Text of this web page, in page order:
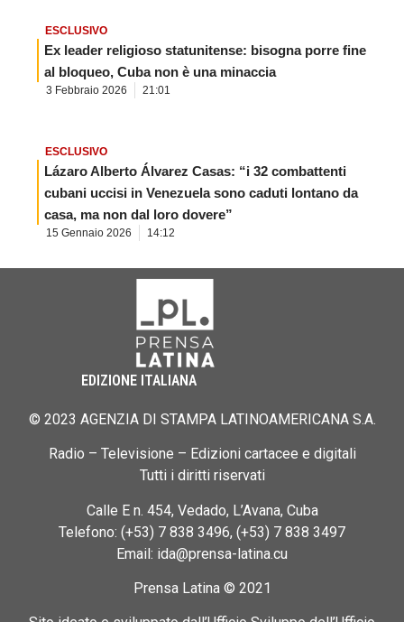
ESCLUSIVO
Ex leader religioso statunitense: bisogna porre fine
al bloqueo, Cuba non è una minaccia
3 Febbraio 2026 21:01
ESCLUSIVO
Lázaro Alberto Álvarez Casas: “i 32 combattenti
cubani uccisi in Venezuela sono caduti lontano da
casa, ma non dal loro dovere”
15 Gennaio 2026 14:12
EDIZIONE ITALIANA
© 2023 AGENZIA DI STAMPA LATINOAMERICANA S.A.
Radio – Televisione – Edizioni cartacee e digitali
Tutti i diritti riservati
Calle E n. 454, Vedado, L’Avana, Cuba
Telefono: (+53) 7 838 3496, (+53) 7 838 3497
Email: ida@prensa-latina.cu
Prensa Latina © 2021